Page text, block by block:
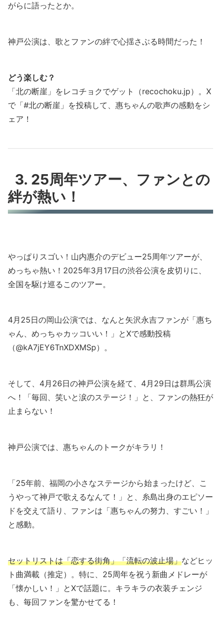
がらに語ったとか。
神戸公演は、歌とファンの絆で心揺さぶる時間だった！
どう楽しむ？
「北の断崖」をレコチョクでゲット（recochoku.jp）。X
で「#北の断崖」を投稿して、惠ちゃんの歌声の感動をシ
ェア！
3. 25周年ツアー、ファンとの
絆が熱い！
やっぱりスゴい！山内惠介のデビュー25周年ツアーが、
めっちゃ熱い！2025年3月17日の渋谷公演を皮切りに、
全国を駆け巡るこのツアー。
4月25日の岡山公演では、なんと矢沢永吉ファンが「惠ち
ゃん、めっちゃカッコいい！」とXで感動投稿
（@kA7jEY6TnXDXMSp）。
そして、4月26日の神戸公演を経て、4月29日は群馬公演
へ！「毎回、笑いと涙のステージ！」と、ファンの熱狂が
止まらない！
神戸公演では、惠ちゃんのトークがキラリ！
「25年前、福岡の小さなステージから始まったけど、こ
うやって神戸で歌えるなんて！」と、糸島出身のエピソー
ドを交えて語り、ファンは「惠ちゃんの努力、すごい！」
と感動。
セットリストは「恋する街角」「流転の波止場」などヒッ
ト曲満載（推定）。特に、25周年を祝う新曲メドレーが
「懐かしい！」とXで話題に。キラキラの衣装チェンジ
も、毎回ファンを驚かせてる！